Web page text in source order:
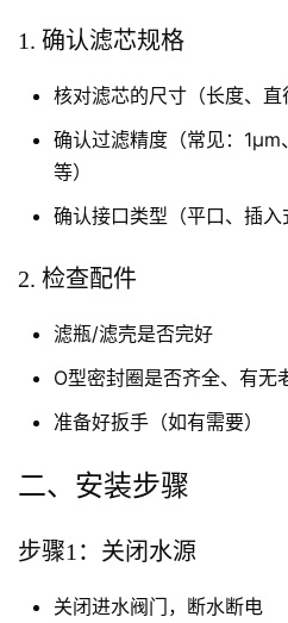
1. 确认滤芯规格
核对滤芯的尺寸（长度、直
确认过滤精度（常见：
等）
确认接口类型（平口、插入
2. 检查配件
滤瓶/滤壳是否完好
O型密封圈是否齐全、有无
准备好扳手（如有需要）
二、安装步骤
步骤1：关闭水源
关闭进水阀门，断水断电